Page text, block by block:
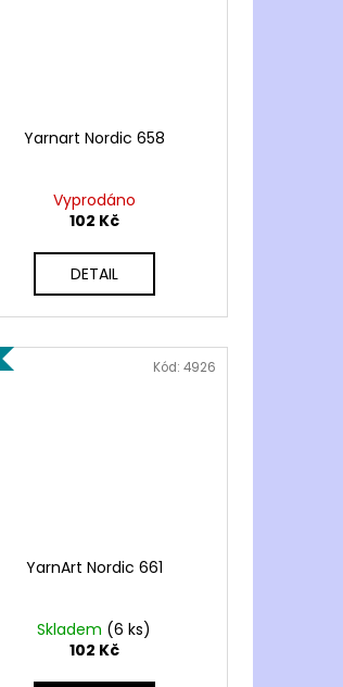
Yarnart Nordic 658
Vyprodáno
102 Kč
DETAIL
YarnArt Nordic 661
Skladem (6 ks)
102 Kč
Kód: 4926